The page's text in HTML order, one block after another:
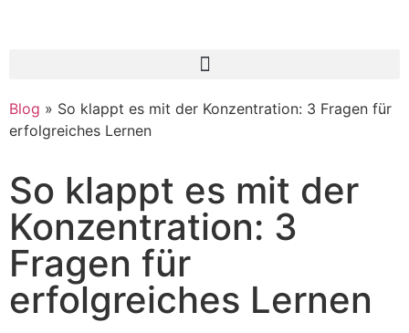
Blog » So klappt es mit der Konzentration: 3 Fragen für
erfolgreiches Lernen
So klappt es mit der
Konzentration: 3
Fragen für
erfolgreiches Lernen